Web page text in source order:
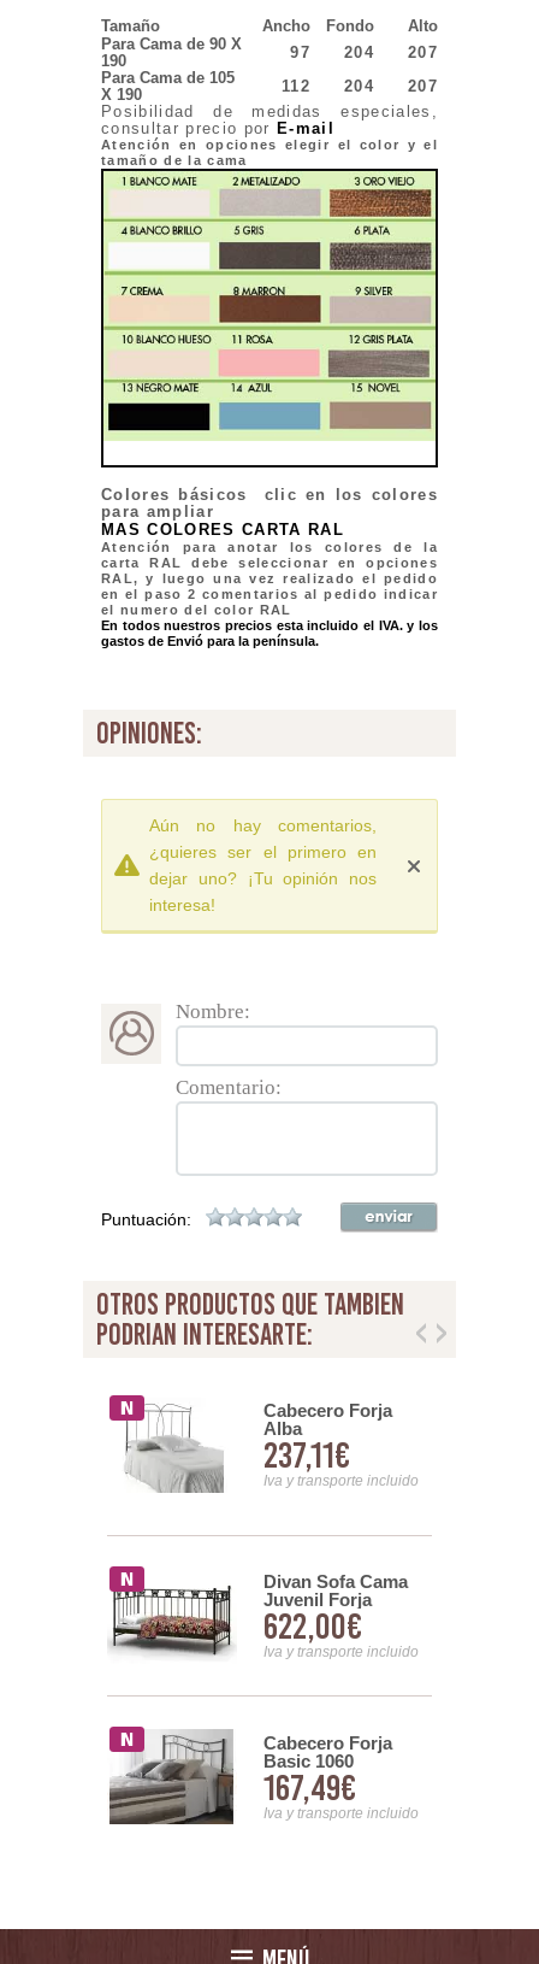
Tamaño Ancho Fondo
Alto
Para Cama de 90 X
190
97 204
207
Para Cama de 105
X 190
112 204
207
Posibilidad de medidas especiales,
consultar precio por E-mail
Atención en opciones elegir el color y el
tamaño de la cama
Colores básicos clic en los colores
para ampliar
MAS COLORES CARTA RAL
Atención para anotar los colores de la
carta RAL debe seleccionar en opciones
RAL, y luego una vez realizado el pedido
en el paso 2 comentarios al pedido indicar
el numero del color RAL
En todos nuestros precios esta incluido el IVA. y los
gastos de Envió para la península.
opiniones:
Aún no hay comentarios,
¿quieres ser el primero en
dejar uno? ¡Tu opinión nos
interesa!
Nombre:
Comentario:
Puntuación:
otros productos que tambien
podrian interesarte:
Cabecero Forja
Alba
237,11€
Iva y transporte incluido
Divan Sofa Cama
Juvenil Forja
Mariposas Mark
622,00€
Iva y transporte incluido
Cabecero Forja
Basic 1060
167,49€
Iva y transporte incluido